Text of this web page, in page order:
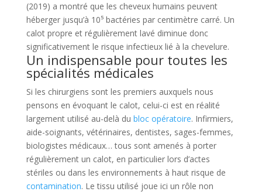
(2019) a montré que les cheveux humains peuvent
héberger jusqu’à 10⁵ bactéries par centimètre carré. Un
calot propre et régulièrement lavé diminue donc
significativement le risque infectieux lié à la chevelure.
Un indispensable pour toutes les
spécialités médicales
Si les chirurgiens sont les premiers auxquels nous
pensons en évoquant le calot, celui-ci est en réalité
largement utilisé au-delà du bloc opératoire. Infirmiers,
aide-soignants, vétérinaires, dentistes, sages-femmes,
biologistes médicaux… tous sont amenés à porter
régulièrement un calot, en particulier lors d’actes
stériles ou dans les environnements à haut risque de
contamination. Le tissu utilisé joue ici un rôle non